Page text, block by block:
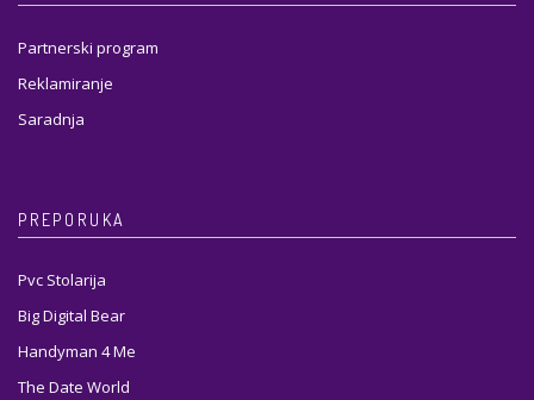
Partnerski program
Reklamiranje
Saradnja
PREPORUKA
Pvc Stolarija
Big Digital Bear
Handyman 4 Me
The Date World